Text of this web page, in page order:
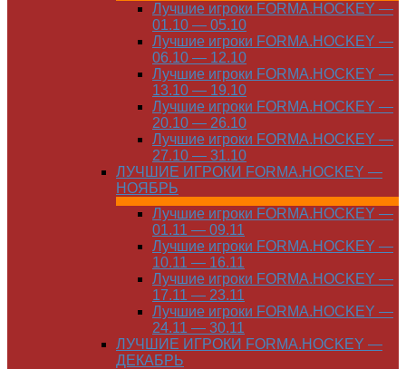
Лучшие игроки FORMA.HOCKEY —
01.10 — 05.10
Лучшие игроки FORMA.HOCKEY —
06.10 — 12.10
Лучшие игроки FORMA.HOCKEY —
13.10 — 19.10
Лучшие игроки FORMA.HOCKEY —
20.10 — 26.10
Лучшие игроки FORMA.HOCKEY —
27.10 — 31.10
ЛУЧШИЕ ИГРОКИ FORMA.HOCKEY —
НОЯБРЬ
Лучшие игроки FORMA.HOCKEY —
01.11 — 09.11
Лучшие игроки FORMA.HOCKEY —
10.11 — 16.11
Лучшие игроки FORMA.HOCKEY —
17.11 — 23.11
Лучшие игроки FORMA.HOCKEY —
24.11 — 30.11
ЛУЧШИЕ ИГРОКИ FORMA.HOCKEY —
ДЕКАБРЬ